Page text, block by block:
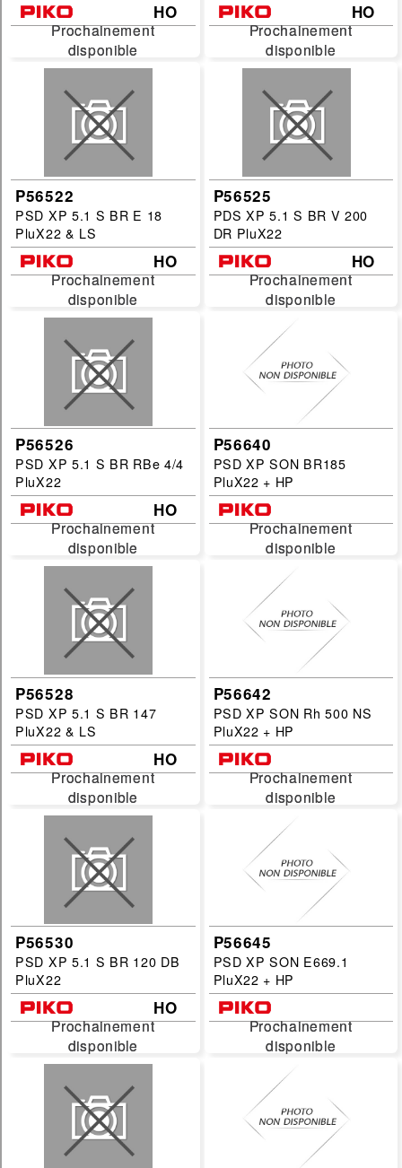
HO
Prochainement
disponible
Prochainement
disponible
HO
Prochainement
disponible
Prochainement
disponible
P56522
PSD XP 5.1 S BR E 18
PluX22 & LS
HO
Prochainement
disponible
Prochainement
disponible
P56525
PDS XP 5.1 S BR V 200
DR PluX22
HO
Prochainement
disponible
Prochainement
disponible
P56526
PSD XP 5.1 S BR RBe 4/4
PluX22
HO
Prochainement
disponible
Prochainement
disponible
P56640
PSD XP SON BR185
PluX22 + HP
Prochainement
disponible
Prochainement
disponible
P56528
PSD XP 5.1 S BR 147
PluX22 & LS
HO
Prochainement
disponible
Prochainement
disponible
P56642
PSD XP SON Rh 500 NS
PluX22 + HP
Prochainement
disponible
Prochainement
disponible
P56530
PSD XP 5.1 S BR 120 DB
PluX22
HO
Prochainement
disponible
Prochainement
disponible
P56645
PSD XP SON E669.1
PluX22 + HP
Prochainement
disponible
Prochainement
disponible